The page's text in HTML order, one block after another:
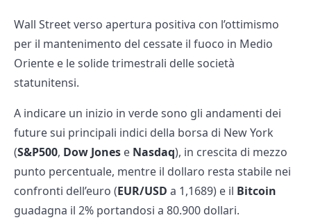
Wall Street verso apertura positiva con l’ottimismo
per il mantenimento del cessate il fuoco in Medio
Oriente e le solide trimestrali delle società
statunitensi.
A indicare un inizio in verde sono gli andamenti dei
future sui principali indici della borsa di New York
(S&P500, Dow Jones e Nasdaq), in crescita di mezzo
punto percentuale, mentre il dollaro resta stabile nei
confronti dell’euro (EUR/USD a 1,1689) e il Bitcoin
guadagna il 2% portandosi a 80.900 dollari.